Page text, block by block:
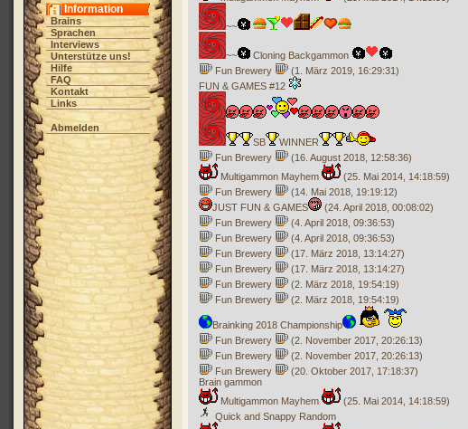
Information
Brains
Sprachen
Interviews
Unterstütze uns!
Hilfe
FAQ
Kontakt
Links
Abmelden
~~
~~
Cloning Backgammon
Fun Brewery
(1. März 2019, 16:29:31)
FUN & GAMES #12
SB
WINNER
Fun Brewery
(16. August 2018, 12:58:36)
Multigammon Mayhem
(25. Mai 2014, 14:18:59)
Fun Brewery
(14. Mai 2018, 19:19:12)
JUST FUN & GAMES
(24. April 2018, 00:08:02)
Fun Brewery
(4. April 2018, 09:36:53)
Fun Brewery
(4. April 2018, 09:36:53)
Fun Brewery
(17. März 2018, 13:14:27)
Fun Brewery
(17. März 2018, 13:14:27)
Fun Brewery
(2. März 2018, 19:54:19)
Fun Brewery
(2. März 2018, 19:54:19)
Brainking 2018 Championship
Fun Brewery
(2. November 2017, 20:26:13)
Fun Brewery
(2. November 2017, 20:26:13)
Fun Brewery
(20. Oktober 2017, 17:18:37)
Brain gammon
Multigammon Mayhem
(25. Mai 2014, 14:18:59)
Quick and Snappy Random